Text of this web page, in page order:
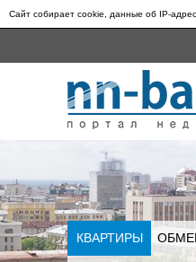
Сайт собирает cookie, данные об IP-
КВАРТИРЫ